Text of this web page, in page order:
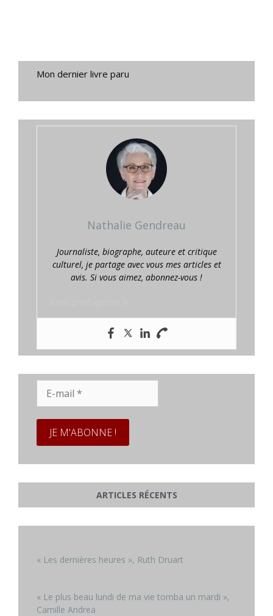
Mon dernier livre paru
Nathalie Gendreau
Journaliste, biographe, auteure et critique
culturel, je partage avec vous mes articles et
avis. Si vous aimez, abonnez-vous !
mail
ARTICLES RÉCENTS
« Les dernières heures », Ruth Druart
« Le plus beau lundi de ma vie tomba un mardi »,
Camille Andrea